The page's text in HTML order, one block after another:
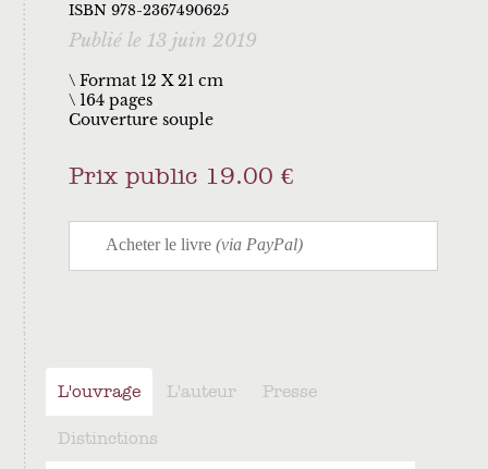
ISBN 978-2367490625
Publié le 13 juin 2019
\ Format 12 X 21 cm
164 pages
Couverture souple
Prix public 19.00 €
L'ouvrage L'auteur Presse
Distinctions